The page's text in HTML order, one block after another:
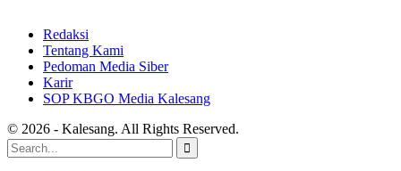
Redaksi
Tentang Kami
Pedoman Media Siber
Karir
SOP KBGO Media Kalesang
© 2026 - Kalesang. All Rights Reserved.